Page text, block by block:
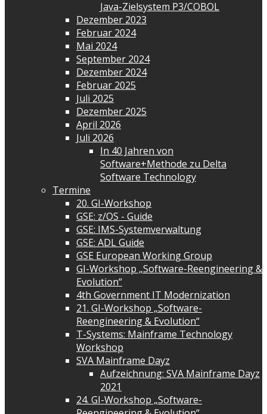
Java-Zielsystem P3/COBOL
Dezember 2023
Februar 2024
Mai 2024
September 2024
Dezember 2024
Februar 2025
Juli 2025
Dezember 2025
April 2026
Juli 2026
In 40 Jahren von
Software+Methode zu Delta
Software Technology
Termine
20. GI-Workshop
GSE: z/OS - Guide
GSE: IMS-Systemverwaltung
GSE: ADL Guide
GSE European Working Group
GI-Workshop „Software-Reengineering &
Evolution“
4th Government IT Modernization
21. GI-Workshop „Software-
Reengineering & Evolution“
T-Systems: Mainframe Technology
Workshop
SVA Mainframe Dayz
Aufzeichnung: SVA Mainframe Dayz
2021
24. GI-Workshop „Software-